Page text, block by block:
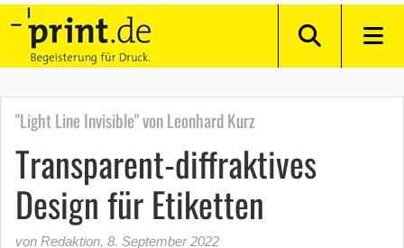
"Light Line Invisible" von Leonhard Kurz
Transparent-diffraktives
Design für Etiketten
von Redaktion, 8. September 2022